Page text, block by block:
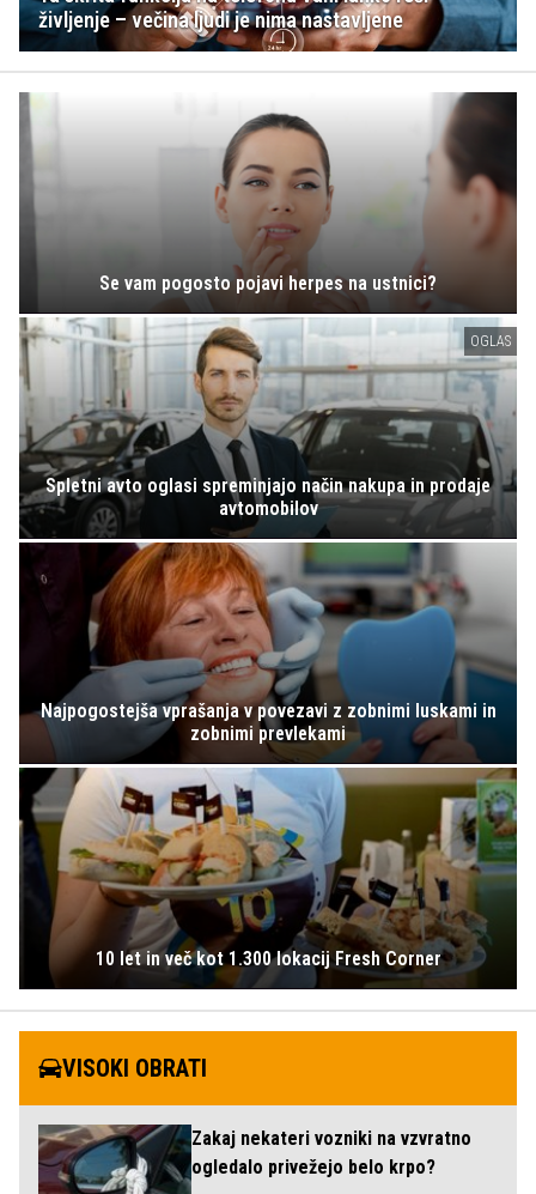
življenje – večina ljudi je nima nastavljene
Se vam pogosto pojavi herpes na ustnici?
OGLAS
Spletni avto oglasi spreminjajo način nakupa in prodaje
avtomobilov
Najpogostejša vprašanja v povezavi z zobnimi luskami in
zobnimi prevlekami
10 let in več kot 1.300 lokacij Fresh Corner
VISOKI OBRATI
Zakaj nekateri vozniki na vzvratno
ogledalo privežejo belo krpo?